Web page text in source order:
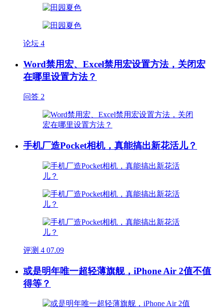
论坛 4
Word禁用宏、Excel禁用宏设置方法，关闭宏
在哪里设置方法？
问答 2
手机厂造Pocket相机，真能搞出新花活儿？
评测 4 07.09
或是明年唯一超轻薄旗舰，iPhone Air 2值不值
得等？